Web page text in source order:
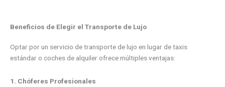
Beneficios de Elegir el Transporte de Lujo
Optar por un servicio de transporte de lujo en lugar de taxis
estándar o coches de alquiler ofrece múltiples ventajas:
1. Chóferes Profesionales